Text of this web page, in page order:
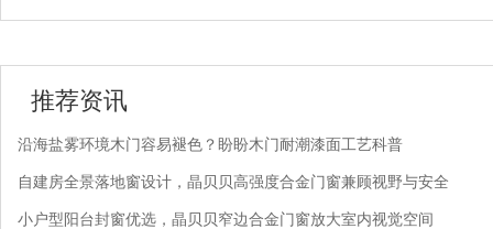
推荐资讯
沿海盐雾环境木门容易褪色？盼盼木门耐潮漆面工艺科普
自建房全景落地窗设计，晶贝贝高强度合金门窗兼顾视野与安全
小户型阳台封窗优选，晶贝贝窄边合金门窗放大室内视觉空间